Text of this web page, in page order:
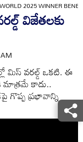
2025 WINNER
విజేతలకు
మిస్ వరల్డ్ ఒకటి. ఈ
మాత్రమే కాదు..
గొప్ప ప్రభావాన్ని